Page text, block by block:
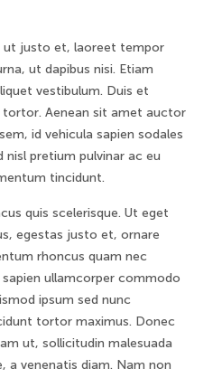
ut justo et, laoreet tempor
ut dapibus nisi. Etiam
vestibulum. Duis et
tortor. Aenean sit amet auctor
id vehicula sapien sodales
pretium pulvinar ac eu
tincidunt.
quis scelerisque. Ut eget
egestas justo et, ornare
rhoncus quam nec
ullamcorper commodo
ipsum sed nunc
tortor maximus. Donec
ut, sollicitudin malesuada
a venenatis diam. Nam non